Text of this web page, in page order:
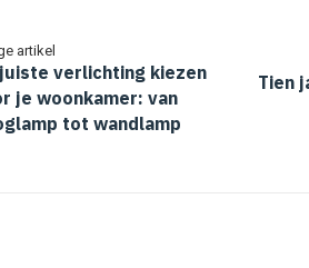
artikel
verlichting kiezen
je woonkamer: van
tot wandlamp
Tien